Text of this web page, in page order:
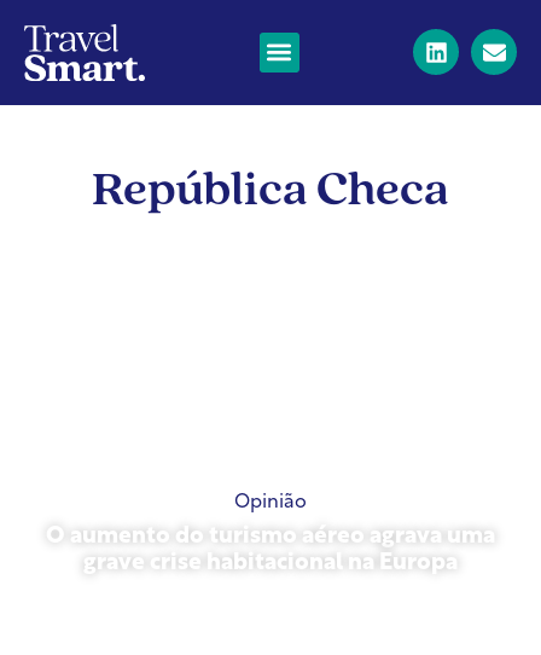
República Checa
Opinião
O aumento do turismo aéreo agrava uma
grave crise habitacional na Europa